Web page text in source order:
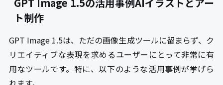
ト制作
GPT Image 1.5は、ただの画像生成ツールに留まらず、ク
リエイティブな表現を求めるユーザーにとって非常に有
用なツールです。特に、以下のような活用事例が挙げら